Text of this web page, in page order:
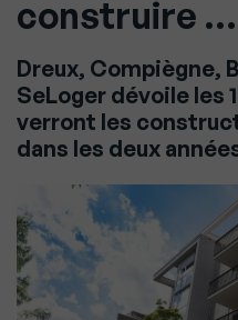
construire …
Dreux, Compiègne,
SeLoger dévoile les
verront les
dans les deux